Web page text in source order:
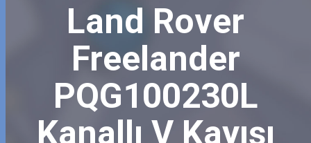
Land Rover
Freelander
PQG100230L
Kanallı V Kayışı